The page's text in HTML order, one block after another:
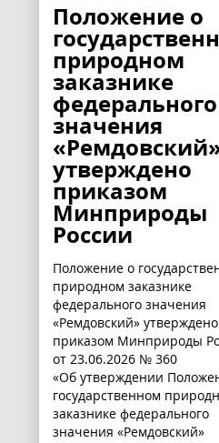
Положение о
природном
заказнике
федерального
значения
утверждено
приказом
Минприроды
России
Положение о
природном заказнике
федерального значения
«Ремдовский» утверждено
приказом Минприроды
от 23.06.2026 № 360
«Об утверждении
государственном
заказнике федерального
значения «Ремдовский»